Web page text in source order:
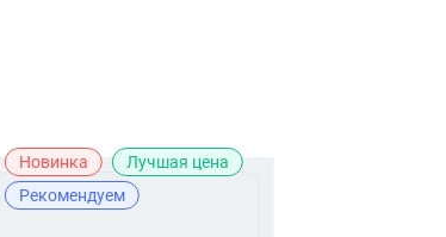
Новинка
Лучшая цена
Рекомендуем